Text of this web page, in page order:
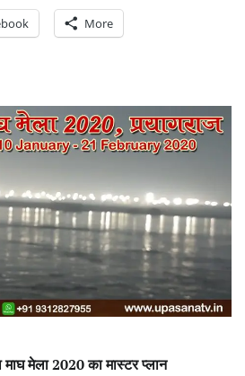
More
मेला 2020 का मास्टर प्लान